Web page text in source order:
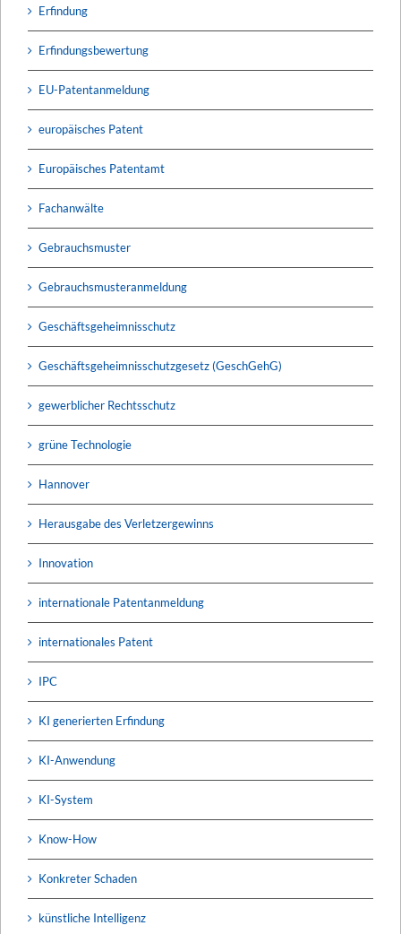
Erfindung
Erfindungsbewertung
EU-Patentanmeldung
europäisches Patent
Europäisches Patentamt
Fachanwälte
Gebrauchsmuster
Gebrauchsmusteranmeldung
Geschäftsgeheimnisschutz
Geschäftsgeheimnisschutzgesetz (GeschGehG)
gewerblicher Rechtsschutz
grüne Technologie
Hannover
Herausgabe des Verletzergewinns
Innovation
internationale Patentanmeldung
internationales Patent
IPC
KI generierten Erfindung
KI-Anwendung
KI-System
Know-How
Konkreter Schaden
künstliche Intelligenz